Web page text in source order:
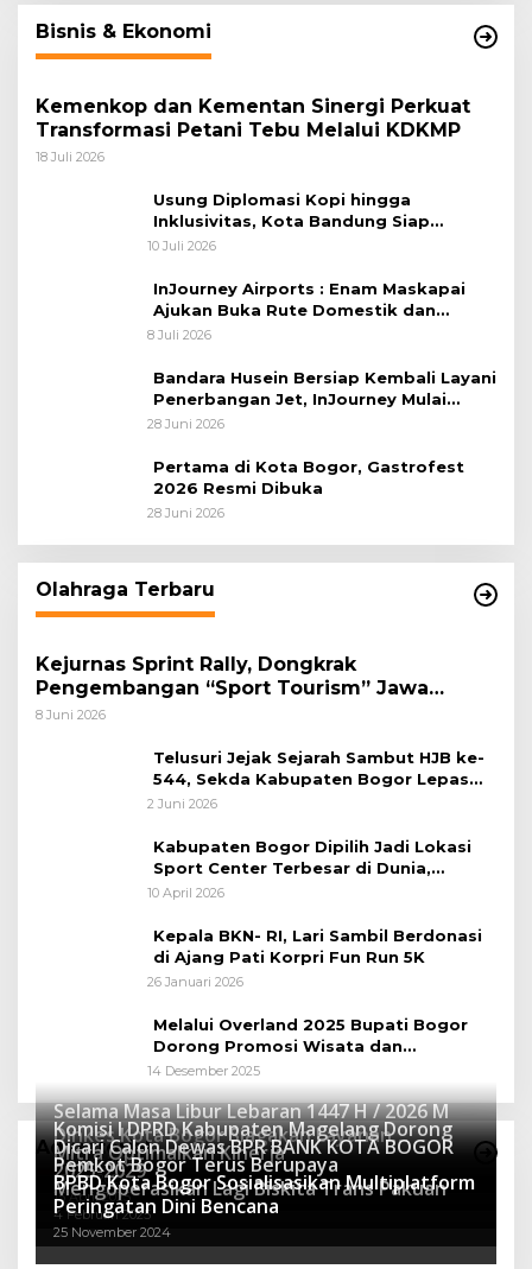
Bisnis & Ekonomi
Kemenkop dan Kementan Sinergi Perkuat
Transformasi Petani Tebu Melalui KDKMP
18 Juli 2026
Usung Diplomasi Kopi hingga
Inklusivitas, Kota Bandung Siap
Sambut 25 Duta Besar di Festival Asia
10 Juli 2026
InJourney Airports : Enam Maskapai
Ajukan Buka Rute Domestik dan
Internasional dari Bandara Husein
8 Juli 2026
Bandara Husein Bersiap Kembali Layani
Penerbangan Jet, InJourney Mulai
Tahap Optimalisasi
28 Juni 2026
Pertama di Kota Bogor, Gastrofest
2026 Resmi Dibuka
28 Juni 2026
Olahraga Terbaru
Kejurnas Sprint Rally, Dongkrak
Pengembangan “Sport Tourism” Jawa
Tengah
8 Juni 2026
Telusuri Jejak Sejarah Sambut HJB ke-
544, Sekda Kabupaten Bogor Lepas
Gowes Napak Tilas Bogor
2 Juni 2026
Kabupaten Bogor Dipilih Jadi Lokasi
Sport Center Terbesar di Dunia,
Peluang Tingkatkan Pertumbuhan
10 April 2026
Kepala BKN- RI, Lari Sambil Berdonasi
di Ajang Pati Korpri Fun Run 5K
26 Januari 2026
Melalui Overland 2025 Bupati Bogor
Dorong Promosi Wisata dan
Pelestarian Alam
14 Desember 2025
Advertorial
Selama Masa Libur Lebaran 1447 H / 2026 M
Dinkes Kota Bogor Siagakan Layanan
Kesehatan
16 Maret 2026
Komisi I DPRD Kabupaten Magelang Dorong
Mitra Optimalkan Kinerja
27 Mei 2025
Dicari Calon Dewas BPR BANK KOTA BOGOR
2025-2029
15 April 2025
Pemkot Bogor Terus Berupaya
Mengoperasikan Lagi Biskita Trans Pakuan
4 Februari 2025
BPBD Kota Bogor Sosialisasikan Multiplatform
Peringatan Dini Bencana
25 November 2024